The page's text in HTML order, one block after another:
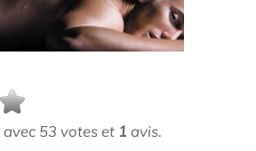
avec 53 votes et 1 avis.